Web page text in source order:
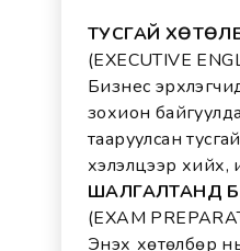
ТУСГАЙ
(EXECUTIVE
Бизнес
зохион
тааруулсан
хэлэлцээр хийх,
ШАЛГАЛТАНД
(EXAM
Энэхүү хөтөлбөр